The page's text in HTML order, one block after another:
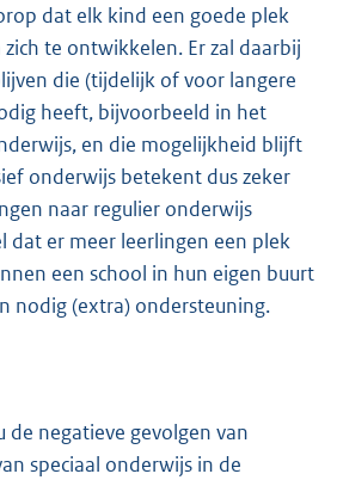
dat elk kind een goede plek
te ontwikkelen. Er zal daarbij
die (tijdelijk of voor langere
heeft, bijvoorbeeld in het
en die mogelijkheid blijft
onderwijs betekent dus zeker
naar regulier onderwijs
dat er meer leerlingen een plek
een school in hun eigen buurt
nodig (extra) ondersteuning.
de negatieve gevolgen van
speciaal onderwijs in de